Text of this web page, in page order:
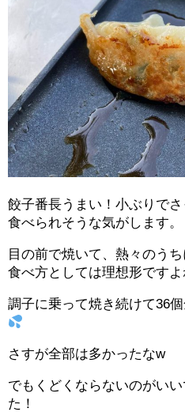
餃子番長うまい！小ぶりで
食べられそうな気がします。
目の前で焼いて、熱々のう
食べ方としては理想形ですよ
調子に乗って焼き続けて36
さすが全部は多かったなw
でもくどくならないのがい
た！